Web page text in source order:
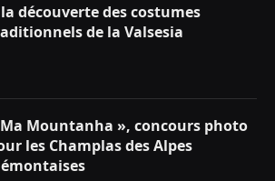
découverte des costumes
de la Valsesia
Mountanha », concours photo
les Champlas des Alpes